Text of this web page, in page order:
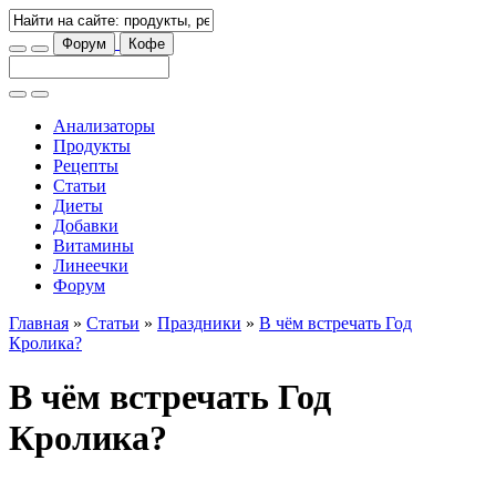
Форум Кофе
Анализаторы
Продукты
Рецепты
Статьи
Диеты
Добавки
Витамины
Линеечки
Форум
Главная » Статьи » Праздники » В чём встречать Год
Кролика?
В чём встречать Год
Кролика?